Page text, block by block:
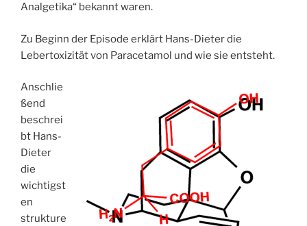
Analgetika“ bekannt waren.
Zu Beginn der Episode erklärt Hans-Dieter die
Lebertoxizität von Paracetamol und wie sie entsteht.
Anschlie
ßend
beschrei
bt Hans-
Dieter
die
wichtigst
en
strukture